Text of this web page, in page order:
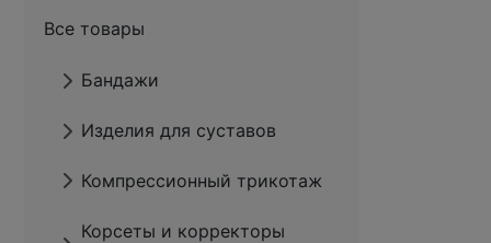
Все товары
Бандажи
Изделия для суставов
Компрессионный трикотаж
Корсеты и корректоры